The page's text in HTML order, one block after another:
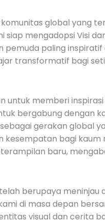
global yang
siap mengadopsi Visi
pemuda paling inspiratif
transformatif bagi
untuk memberi
bergabung dengan
gerakan global
bagi kaum
baru,
berupaya meninjau
di masa depan
visual dan cerita